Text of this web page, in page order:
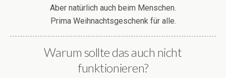
Aber natürlich auch beim Menschen.
Prima Weihnachtsgeschenk für alle.
Warum sollte das auch nicht
funktionieren?